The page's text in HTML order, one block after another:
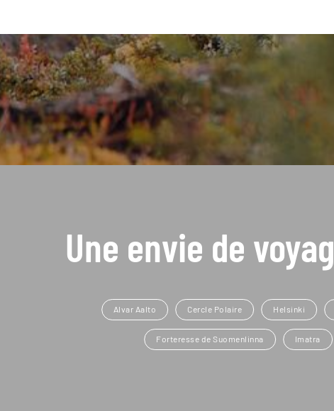
Une envie de
Alvar Aalto Cercle Polaire Helsinki
Forteresse de Suomenlinna Imatra